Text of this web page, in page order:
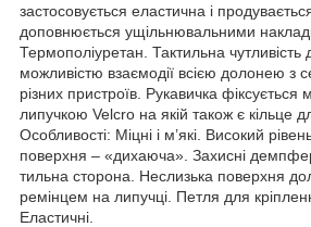
застосовується еластична і
доповнюється ущільнювальними
Термополіуретан. Тактильна чутливість
можливістю взаємодії всією долонею з
різних пристроїв. Рукавичка
липучкою Velcro на якій також є кільце
Особливості: Міцні і м’які. Високий
поверхня – «дихаюча». Захисні
тильна сторона. Неслизька поверхня
ремінцем на липучці. Петля для
Еластичні.